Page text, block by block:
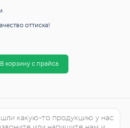
оттиска!
В корзину с прайса
какую-то продукцию у нас